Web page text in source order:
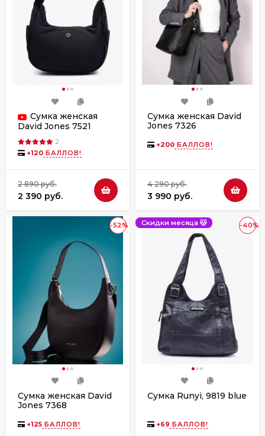
Сумка женская
David Jones 7521
2
+120 БАЛЛОВ!
2 890 руб.
2 390 руб.
Сумка женская David
Jones 7326
+200 БАЛЛОВ!
4 290 руб.
3 990 руб.
-52%
Сумка женская David
Jones 7368
+125 БАЛЛОВ!
-40%
Скидки месяца 😽
Сумка Runyi, 9819 blue
+69 БАЛЛОВ!